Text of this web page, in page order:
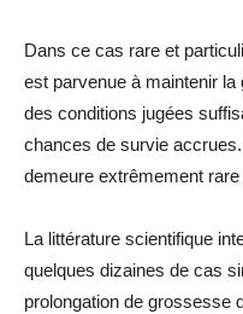
Dans ce cas rare et
est parvenue à maintenir
des conditions jugées
chances de survie
demeure extrêmement rare
La littérature scientifique
quelques dizaines de cas
prolongation de grossesse